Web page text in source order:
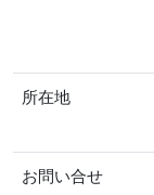
所在地
お問い合せ